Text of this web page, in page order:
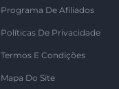
Programa De Afiliados
Políticas De Privacidade
Termos E Condições
Mapa Do Site